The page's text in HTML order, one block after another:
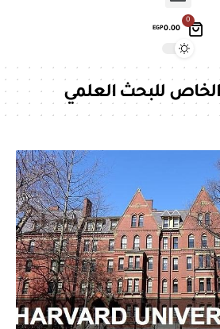
0
EGP0.00
للبحث العلمي